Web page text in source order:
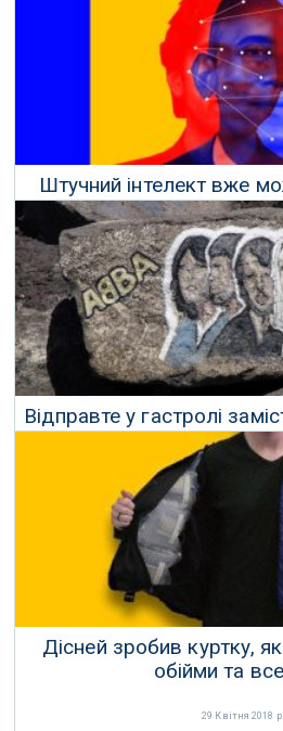
Штучний інтелект вже
рухами людей в
07 Червня 2018 р.
Відправте у гастролі
як це
30 Квітня 2018 р.
Дісней зробив куртку,
обійми та
29 Квітня 2018 р.